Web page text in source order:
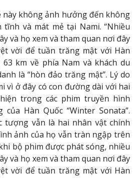
này không ảnh hưởng đến không
và mát mẻ tại Nami. “Nhiều
và họ xem và tham quan nơi đây
vời để tuần trăng mật với Hàn
63 km về phía Nam và khách du
là “hòn đảo trăng mật”. Lý do
vì ở đây có con đường dài với hai
trong các phim truyền hình
Hàn Quốc “Winter Sonata”.
tượng vẫn là hai nhân vật chính
ảnh của họ vẫn tràn ngập trên
bộ phim được phát sóng, nhiều
và họ xem và tham quan nơi đây
vời để tuần trăng mật với Hàn